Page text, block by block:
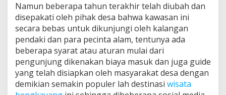
Namun beberapa tahun terakhir telah diubah dan
disepakati oleh pihak desa bahwa kawasan ini
secara bebas untuk dikunjungi oleh kalangan
pendaki dan para pecinta alam, tentunya ada
beberapa syarat atau aturan mulai dari
pengunjung dikenakan biaya masuk dan juga guide
yang telah disiapkan oleh masyarakat desa dengan
demikian semakin populer lah destinasi wisata